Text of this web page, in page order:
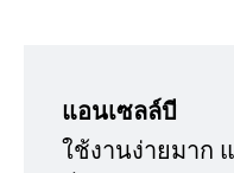
แอนเซลล์บี
ใช้งานง่ายมาก